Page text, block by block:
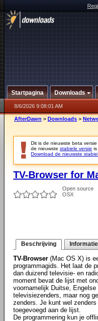
Startpagina Downloads
8/6/2026 9:08:01 AM
AfterDawn > Downloads >
Dit is de nieuwste beta versie
de nieuwste stabiele versie is
Download de nieuwste
TV-Browser for
Open source
OSX
Beschrijving Informatie
TV-Browser (Mac OS X) is
programmagids. Het laat de
dan duizend televisie- en
moment bevat de lijst met
voornamelijk Duitse,
televisiezenders, maar nog
zenders. Je kunt wel
toegevoegd aan de lijst.
De programmering kun je